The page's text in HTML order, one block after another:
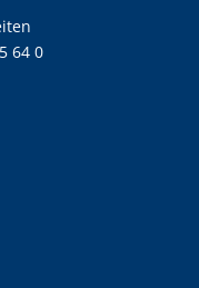
64 0